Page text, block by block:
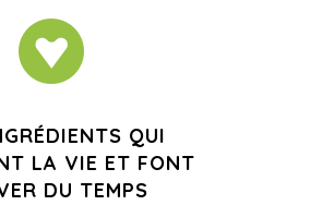
QUI
LA VIE ET FONT
DU TEMPS